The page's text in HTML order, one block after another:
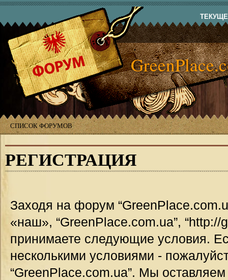
СПИСОК ФОРУМОВ
РЕГИСТРАЦИЯ
Заходя на форум
«наш», “GreenPlace.com.ua”,
принимаете следующие условия.
несколькими условиями -
“GreenPlace.com.ua”. Мы